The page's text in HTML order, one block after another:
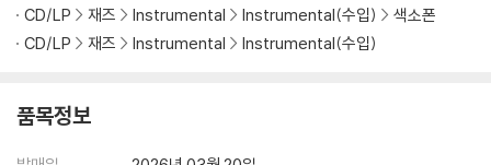
CD/LP 재즈 Instrumental Instrumental(수입)
색소폰
CD/LP
재즈 Instrumental Instrumental(수입)
품목정보